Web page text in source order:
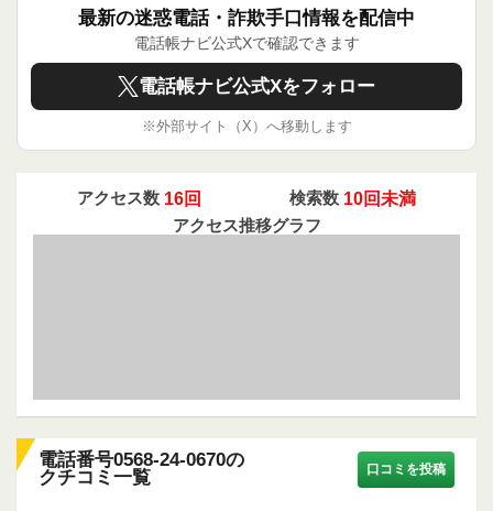
最新の迷惑電話・詐欺手口情報を配信中
電話帳ナビ公式Xで確認できます
電話帳ナビ公式Xをフォロー
※外部サイト（X）へ移動します
アクセス数 16回 検索数 10回未満
アクセス推移グラフ
電話番号0568-24-0670の
クチコミ一覧
口コミを投稿